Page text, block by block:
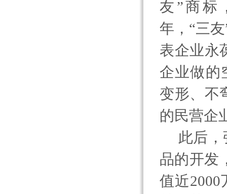
友”商标
年，“三
表企业永
企业做的
变形、不
的民营企
此后
品的开发
值近2000